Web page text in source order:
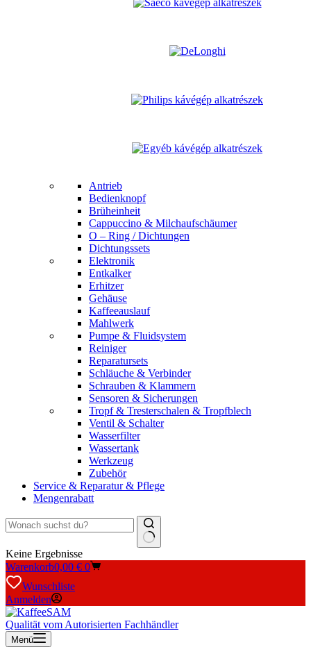
Antrieb
Bedienknopf
Brüheinheit
Cappuccino & Milchaufschäumer
O – Ring / Dichtungen
Dichtungssets
Elektronik
Entkalker
Erhitzer
Gehäuse
Kaffeeauslauf
Mahlwerk
Pumpe & Fluidsystem
Reiniger
Reparatursets
Schläuche & Verbinder
Schrauben & Klammern
Sensoren & Sicherungen
Tropf & Tresterschalen & Tropfblech
Ventil & Schalter
Wasserfilter
Wassertank
Werkzeug
Zubehör
Service & Reparatur & Pflege
Mengenrabatt
Keine Ergebnisse
Warenkorb0,00 € 0
Wunschliste
Anmelden
Qualität vom Autorisierten Fachhändler
Menü